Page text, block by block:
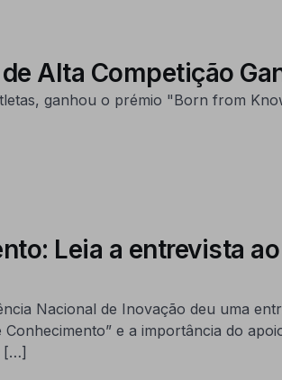
Alta Competição
ganhou o prémio "Born from
Leia a entrevista
Nacional de Inovação deu uma
e a importância do
[…]